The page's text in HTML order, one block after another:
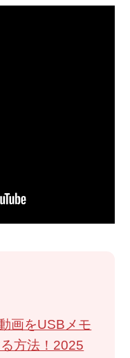
画をUSBメモ
方法！2025